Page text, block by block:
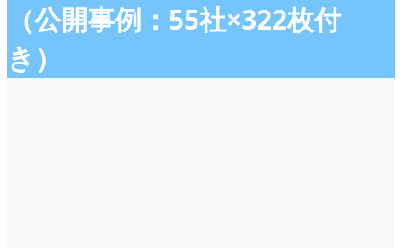
（公開事例：55社×322枚付
き）